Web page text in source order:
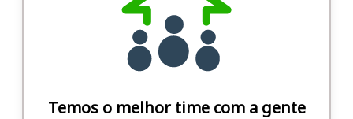
Temos o melhor time com a gente